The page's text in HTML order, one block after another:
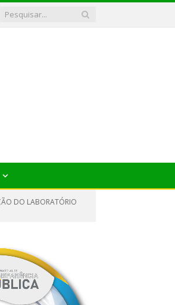
DO LABORATÓRIO